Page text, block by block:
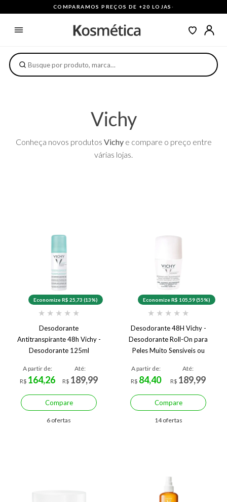
COMPARAMOS PREÇOS DE +20 LOJAS ·
Vichy
Conheça novos produtos Vichye compare o preço entre
várias lojas.
Economize R$ 25,73 (13%)
★ ★ ★ ★ ★
Desodorante
Antitranspirante 48h Vichy -
Desodorante 125ml
A partir de:
R$ 164,26
Até:
R$ 189,99
Compare
6 ofertas
Economize R$ 105,59 (55%)
★ ★ ★ ★ ★
Desodorante 48H Vichy -
Desodorante Roll-On para
Peles Muito Sensíveis ou
A partir de:
R$ 84,40
Até:
R$ 189,99
Compare
14 ofertas